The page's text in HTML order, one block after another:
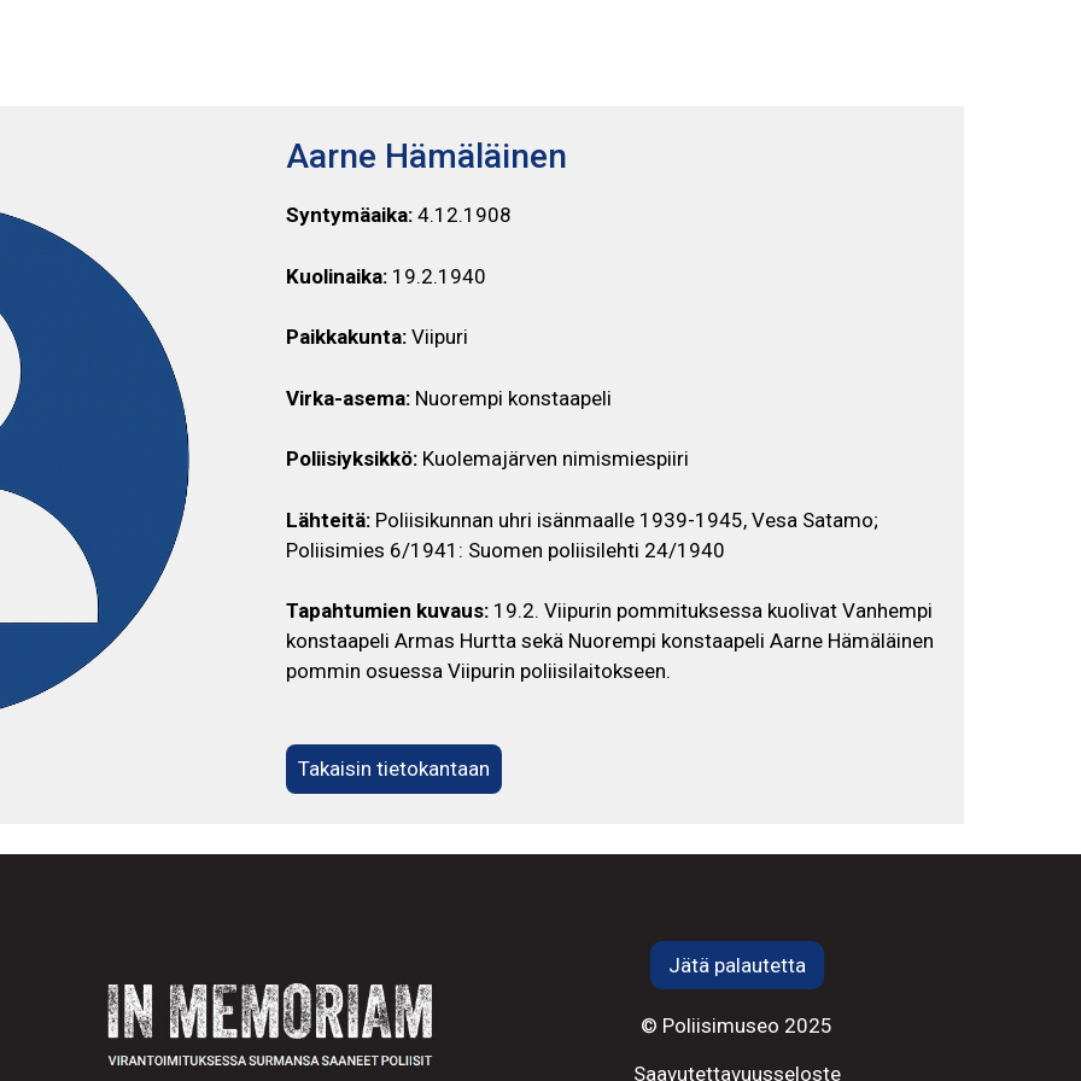
Aarne Hämäläinen
Syntymäaika:4.12.1908
Kuolinaika:19.2.1940
Paikkakunta:Viipuri
Virka-asema:Nuorempi konstaapeli
Poliisiyksikkö:Kuolemajärven nimismiespiiri
Lähteitä:Poliisikunnan uhri isänmaalle 1939-1945, Vesa Satamo;
Poliisimies 6/1941: Suomen poliisilehti 24/1940
Tapahtumien kuvaus:19.2. Viipurin pommituksessa kuolivat Vanhempi
konstaapeli Armas Hurtta sekä Nuorempi konstaapeli Aarne Hämäläinen
pommin osuessa Viipurin poliisilaitokseen.
Takaisin tietokantaan
Jätä palautetta
© Poliisimuseo 2025
Saavutettavuusseloste